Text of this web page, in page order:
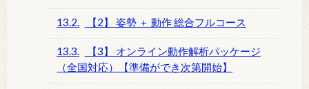
13.2. 【2】 姿勢 ＋ 動作 総合フルコース
13.3.
【3】 オンライン動作解析パッケージ
（全国対応）【準備ができ次第開始】